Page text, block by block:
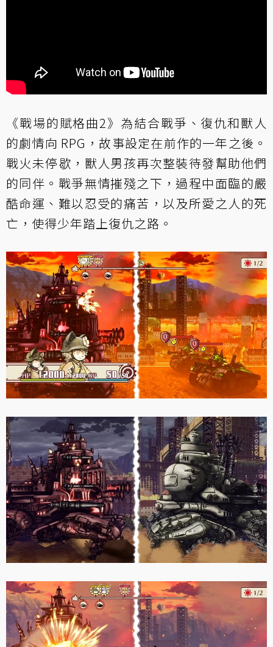
《戰場的賦格曲2》為結合戰爭、復仇和獸人
的劇情向 RPG，故事設定在前作的一年之後。
戰火未停歇，獸人男孩再次整裝待發幫助他們
的同伴。戰爭無情摧殘之下，過程中面臨的嚴
酷命運、難以忍受的痛苦，以及所愛之人的死
亡，使得少年踏上復仇之路。